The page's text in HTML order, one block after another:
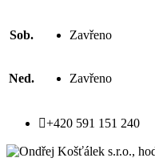
Sob. Zavřeno
Ned. Zavřeno
+420 591 151 240